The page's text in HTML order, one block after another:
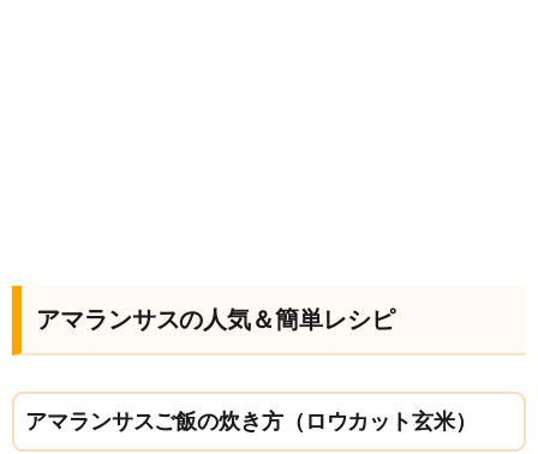
アマランサスの人気＆簡単レシピ
アマランサスご飯の炊き方（ロウカット玄米）